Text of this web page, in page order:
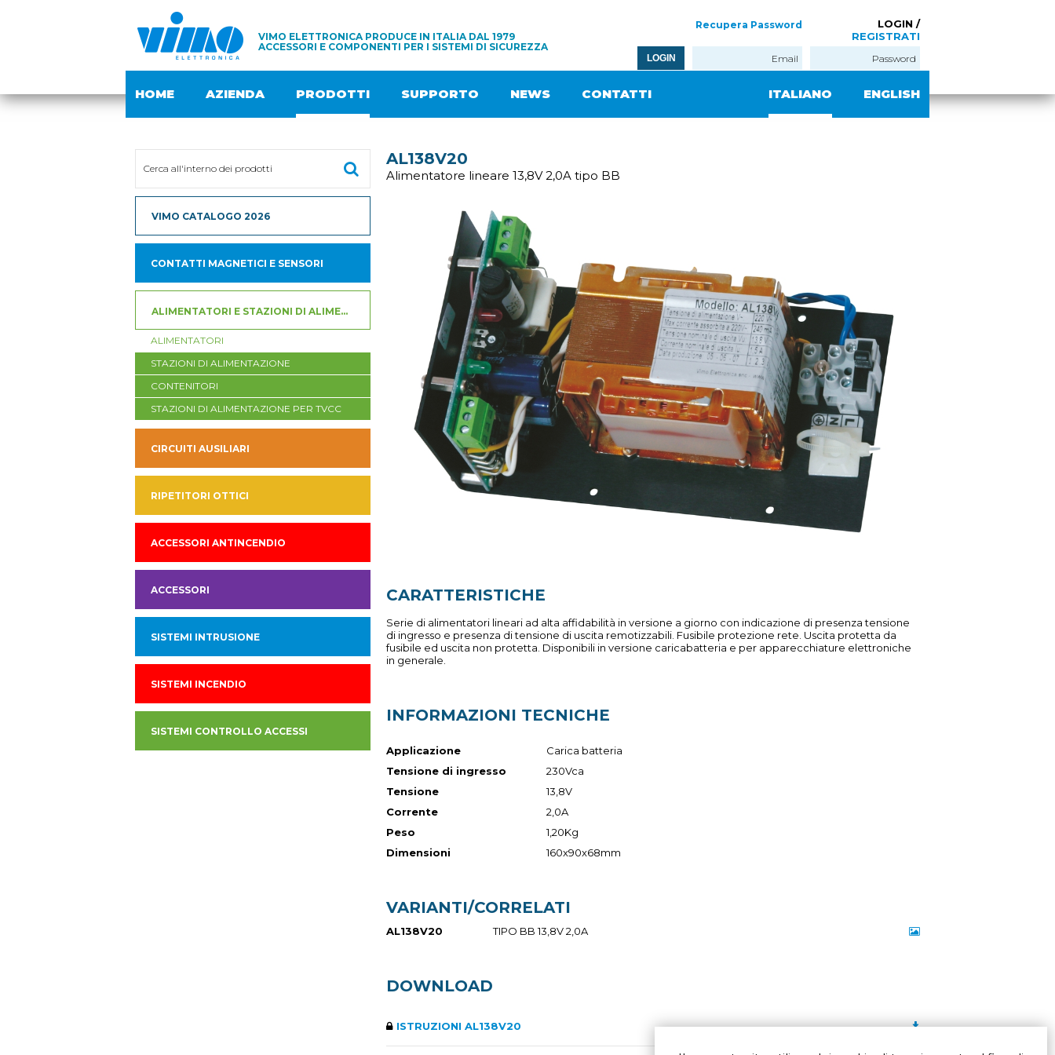
VIMO ELETTRONICA PRODUCE IN ITALIA DAL 1979
ACCESSORI E COMPONENTI PER I SISTEMI DI SICUREZZA
LOGIN /
REGISTRATI
Recupera Password
LOGIN
HOME AZIENDA PRODOTTI SUPPORTO NEWS CONTATTI ENGLISH
ITALIANO
VIMO CATALOGO 2026
CONTATTI MAGNETICI E SENSORI
ALIMENTATORI E STAZIONI DI ALIMENTAZIONE
ALIMENTATORI
STAZIONI DI ALIMENTAZIONE
CONTENITORI
STAZIONI DI ALIMENTAZIONE PER TVCC
CIRCUITI AUSILIARI
RIPETITORI OTTICI
ACCESSORI ANTINCENDIO
ACCESSORI
SISTEMI INTRUSIONE
SISTEMI INCENDIO
SISTEMI CONTROLLO ACCESSI
AL138V20
Alimentatore lineare 13,8V 2,0A tipo BB
CARATTERISTICHE
Serie di alimentatori lineari ad alta affidabilità in versione a giorno con indicazione di presenza tensione
di ingresso e presenza di tensione di uscita remotizzabili. Fusibile protezione rete. Uscita protetta da
fusibile ed uscita non protetta. Disponibili in versione caricabatteria e per apparecchiature elettroniche
in generale.
INFORMAZIONI TECNICHE
Applicazione
Carica batteria
Tensione di ingresso
230Vca
Tensione
13,8V
Corrente
2,0A
Peso
1,20Kg
Dimensioni
160x90x68mm
VARIANTI/CORRELATI
AL138V20 TIPO BB 13,8V 2,0A
DOWNLOAD
ISTRUZIONI AL138V20